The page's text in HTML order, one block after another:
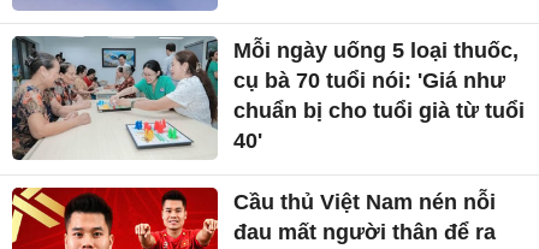
Mỗi ngày uống 5 loại thuốc,
cụ bà 70 tuổi nói: 'Giá như
chuẩn bị cho tuổi già từ tuổi
40'
Cầu thủ Việt Nam nén nỗi
đau mất người thân để ra